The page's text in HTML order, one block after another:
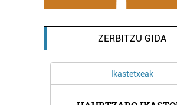
ZERBITZU GIDA
Garraioak